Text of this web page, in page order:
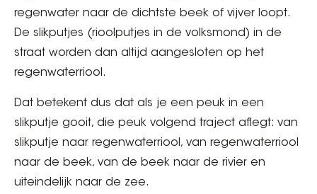
regenwater naar de dichtste beek of vijver loopt.
De slikputjes (rioolputjes in de volksmond) in de
straat worden dan altijd aangesloten op het
regenwaterriool.
Dat betekent dus dat als je een peuk in een
slikputje gooit, die peuk volgend traject aflegt: van
slikputje naar regenwaterriool, van regenwaterriool
naar de beek, van de beek naar de rivier en
uiteindelijk naar de zee.